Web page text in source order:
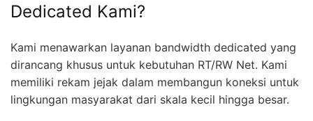
Dedicated Kami?
Kami menawarkan layanan bandwidth dedicated yang
dirancang khusus untuk kebutuhan RT/RW Net. Kami
memiliki rekam jejak dalam membangun koneksi untuk
lingkungan masyarakat dari skala kecil hingga besar.